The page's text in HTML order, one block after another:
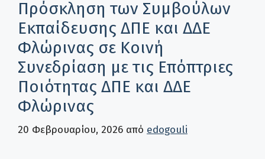
Πρόσκληση των Συμβούλων
Εκπαίδευσης ΔΠΕ και ΔΔΕ
Φλώρινας σε Κοινή
Συνεδρίαση με τις Επόπτριες
Ποιότητας ΔΠΕ και ΔΔΕ
Φλώρινας
20 Φεβρουαρίου, 2026 από edogouli